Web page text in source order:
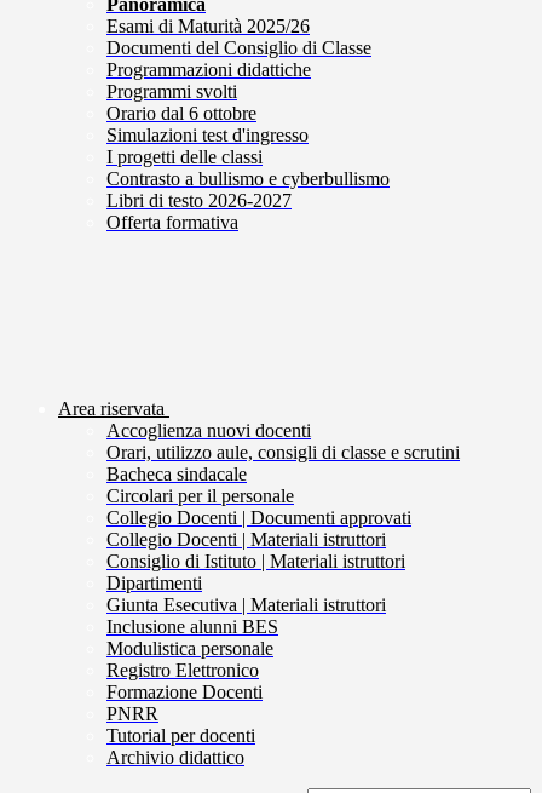
Panoramica
Esami di Maturità 2025/26
Documenti del Consiglio di Classe
Programmazioni didattiche
Programmi svolti
Orario dal 6 ottobre
Simulazioni test d'ingresso
I progetti delle classi
Contrasto a bullismo e cyberbullismo
Libri di testo 2026-2027
Offerta formativa
Area riservata
Accoglienza nuovi docenti
Orari, utilizzo aule, consigli di classe e scrutini
Bacheca sindacale
Circolari per il personale
Collegio Docenti | Documenti approvati
Collegio Docenti | Materiali istruttori
Consiglio di Istituto | Materiali istruttori
Dipartimenti
Giunta Esecutiva | Materiali istruttori
Inclusione alunni BES
Modulistica personale
Registro Elettronico
Formazione Docenti
PNRR
Tutorial per docenti
Archivio didattico